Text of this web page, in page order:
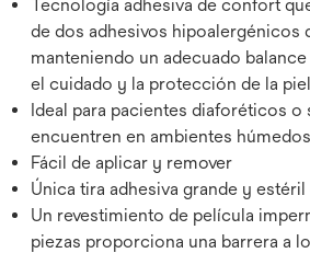
Tecnología adhesiva de confort
de dos adhesivos hipoalergénicos
manteniendo un adecuado
el cuidado y la protección de la piel
Ideal para pacientes diaforéticos o
encuentren en ambientes húmedos
Fácil de aplicar y remover
Única tira adhesiva grande y
Un revestimiento de película
piezas proporciona una barrera a